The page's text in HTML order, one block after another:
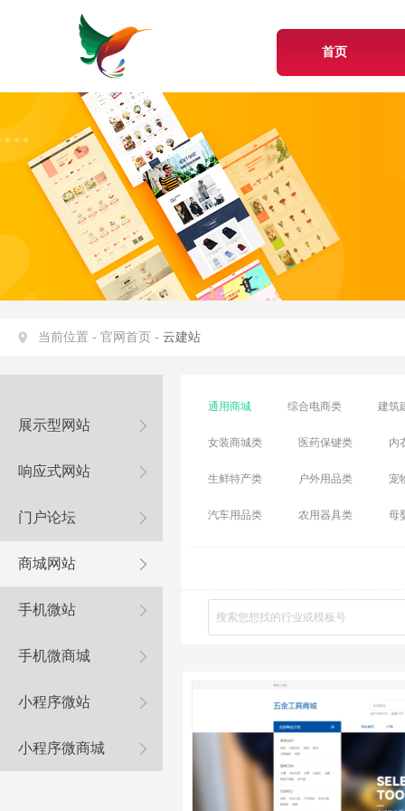
首页
当前位置 - 官网首页 - 云建站
展示型网站
响应式网站
门户论坛
商城网站
手机微站
手机微商城
小程序微站
小程序微商城
通用商城 综合电商类 建筑
女装商城类 医药保键类 内
生鲜特产类 户外用品类 宠
汽车用品类 农用器具类 母